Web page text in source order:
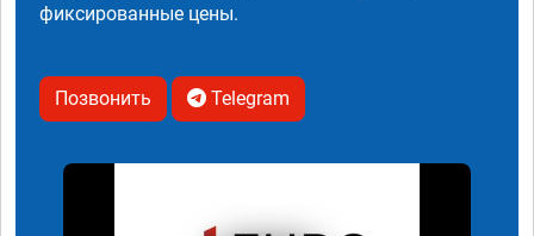
фиксированные цены.
Позвонить Telegram